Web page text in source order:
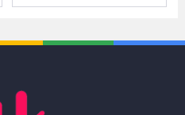
vatandaşların...